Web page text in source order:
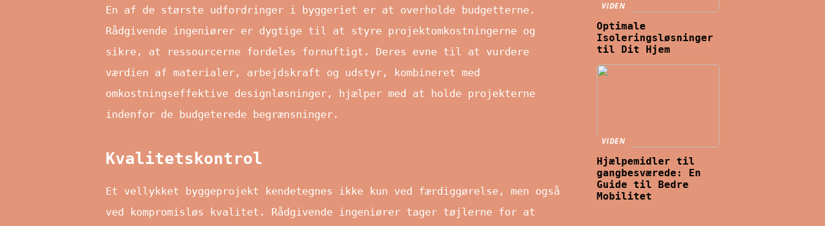
En af de største udfordringer i byggeriet er at overholde budgetterne.
Rådgivende ingeniører er dygtige til at styre projektomkostningerne og
sikre, at ressourcerne fordeles fornuftigt. Deres evne til at vurdere
værdien af materialer, arbejdskraft og udstyr, kombineret med
omkostningseffektive designløsninger, hjælper med at holde projekterne
indenfor de budgeterede begrænsninger.
Kvalitetskontrol
Et vellykket byggeprojekt kendetegnes ikke kun ved færdiggørelse, men også
ved kompromisløs kvalitet. Rådgivende ingeniører tager tøjlerne for at
VIDEN
Optimale
Isoleringsløsninger
til Dit Hjem
VIDEN
Hjælpemidler til
gangbesværede: En
Guide til Bedre
Mobilitet